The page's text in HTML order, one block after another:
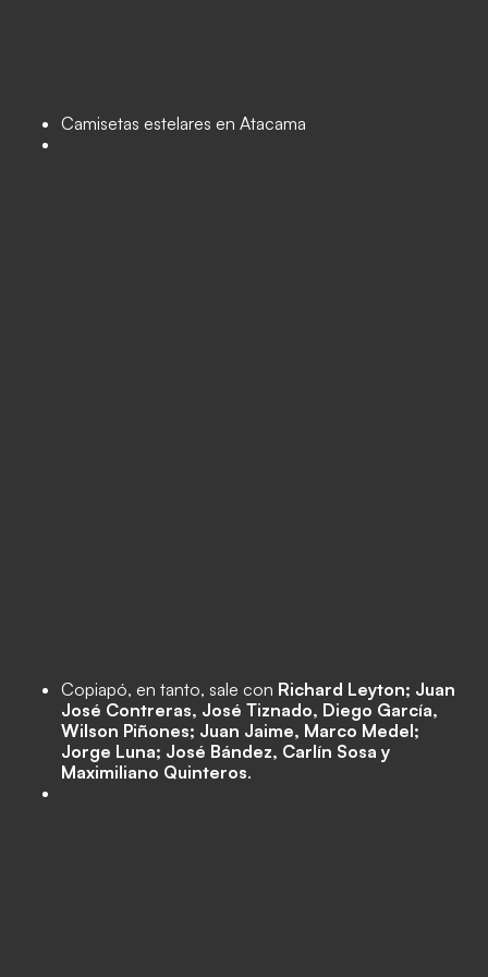
Camisetas estelares en Atacama
Copiapó, en tanto, sale con Richard Leyton; Juan
José Contreras, José Tiznado, Diego García,
Wilson Piñones; Juan Jaime, Marco Medel;
Jorge Luna; José Bández, Carlín Sosa y
Maximiliano Quinteros.